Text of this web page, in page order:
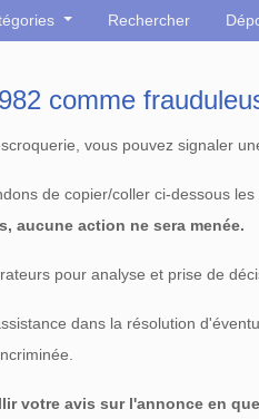
Rechercher
comme
vous pouvez signaler
de copier/coller ci-dessous
aucune action ne sera menée.
pour analyse et prise de
dans la résolution
votre avis sur l'annonce en